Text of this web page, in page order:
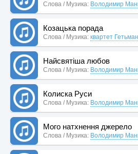
Слова / Музика: Володимир
Козацька порада
Слова / Музика: квартет Гетьман
Найсвятіша любов
Слова / Музика: Володимир
Колиска Руси
Слова / Музика: Володимир
Мого натхнення джерело
Слова / Музика: Володимир